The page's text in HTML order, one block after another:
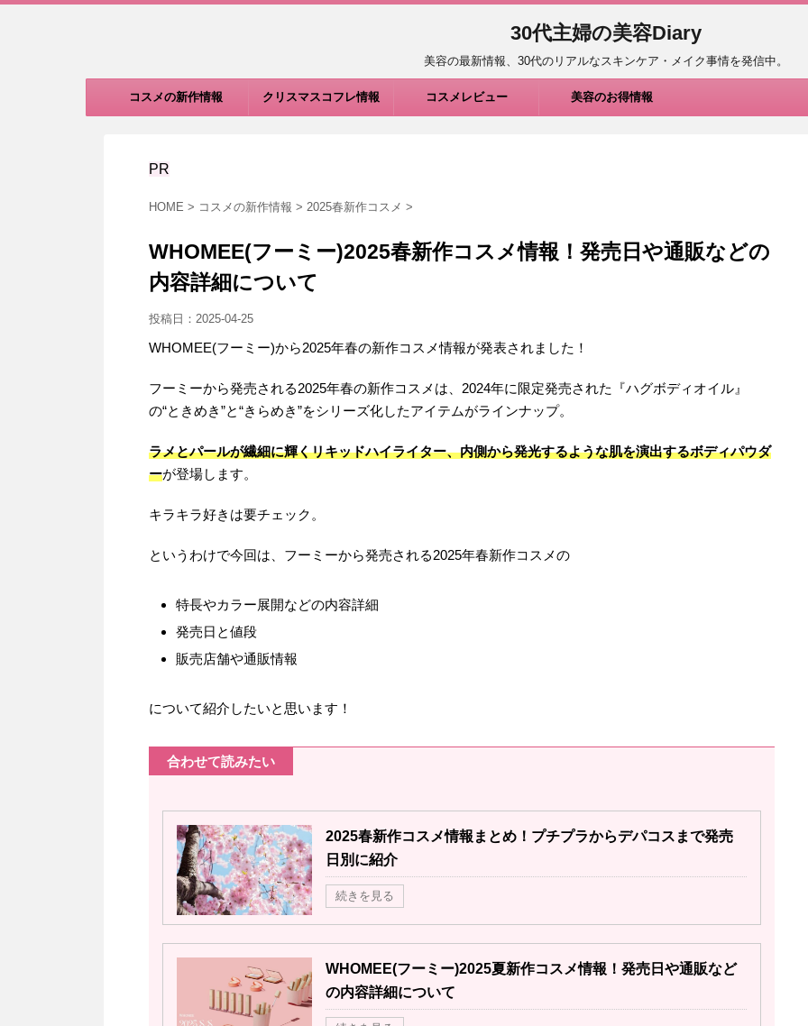
30代主婦の美容Diary
美容の最新情報、30代のリアルなスキンケア・メイク事情を発信中。
コスメの新作情報 クリスマスコフレ情報 コスメレビュー 美容のお得情報
PR
HOME > コスメの新作情報 > 2025春新作コスメ >
WHOMEE(フーミー)2025春新作コスメ情報！発売日や通販などの
内容詳細について
投稿日： 2025-04-25
WHOMEE(フーミー)から2025年春の新作コスメ情報が発表されました！
フーミーから発売される2025年春の新作コスメは、2024年に限定発売された『ハグボディオイル』
の“ときめき”と“きらめき”をシリーズ化したアイテムがラインナップ。
ラメとパールが繊細に輝くリキッドハイライター、内側から発光するような肌を演出するボディパウダ
ーが登場します。
キラキラ好きは要チェック。
というわけで今回は、フーミーから発売される2025年春新作コスメの
特長やカラー展開などの内容詳細
発売日と値段
販売店舗や通販情報
について紹介したいと思います！
合わせて読みたい
2025春新作コスメ情報まとめ！プチプラからデパコスまで発売
日別に紹介
続きを見る
WHOMEE(フーミー)2025夏新作コスメ情報！発売日や通販など
の内容詳細について